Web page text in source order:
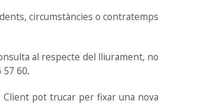
circumstàncies o contratemps
al respecte del lliurament, no
57 60.
Client pot trucar per fixar una nova